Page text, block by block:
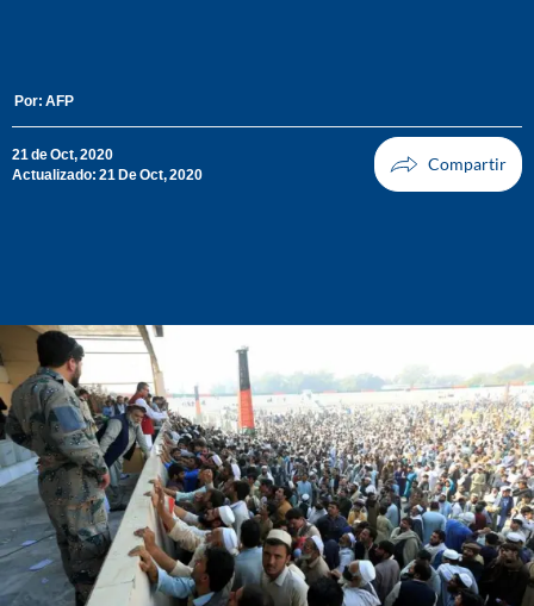
Por: AFP
21 de Oct, 2020
Actualizado: 21 De Oct, 2020